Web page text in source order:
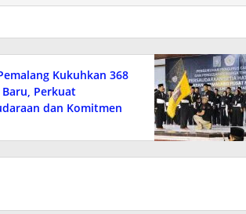
Kukuhkan 368
Baru, Perkuat
dan Komitmen